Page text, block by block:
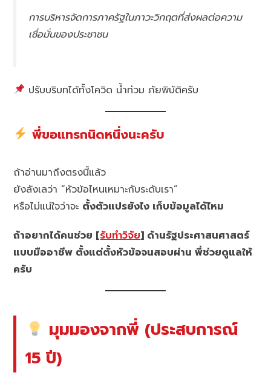
การบริหารจัดการภาครัฐในภาวะวิกฤตที่ส่งผลต่อความ
เชื่อมั่นของประชาชน
ปรับบริบทได้ทั้งโควิด น้ำท่วม ภัยพิบัติครับ
พี่ขอแทรกนิดหนึ่งนะครับ
ถ้าอ่านมาถึงตรงนี้แล้ว
ยังลังเลว่า “หัวข้อไหนเหมาะกับระดับเรา”
หรือไม่แน่ใจว่าจะ ตั้งตัวแปรยังไง เก็บข้อมูลได้ไหม
ถ้าอยากได้คนช่วย [รับทำวิจัย] ด้านรัฐประศาสนศาสตร์
แบบมืออาชีพ ตั้งแต่ตั้งหัวข้อจนสอบผ่าน พี่ช่วยดูแลให้
ครับ
มุมมองจากพี่ (ประสบการณ์
15 ปี)